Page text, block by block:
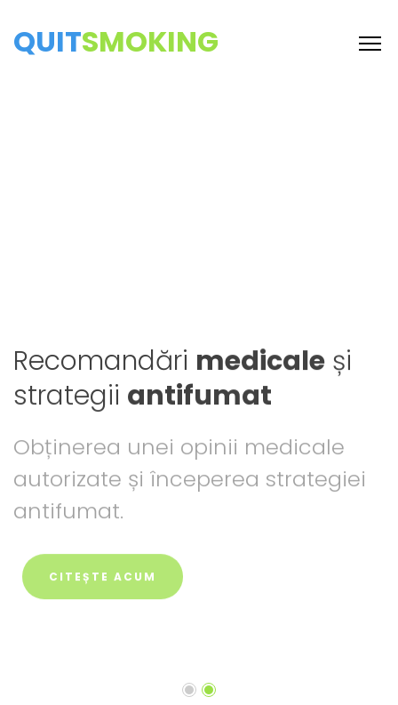
QUITSMOKING
este întotdeauna
pe primul loc!
ÎNCEPE ACUM
Recomandări medicale și
strategii antifumat
Obținerea unei opinii medicale
autorizate și începerea strategiei
antifumat.